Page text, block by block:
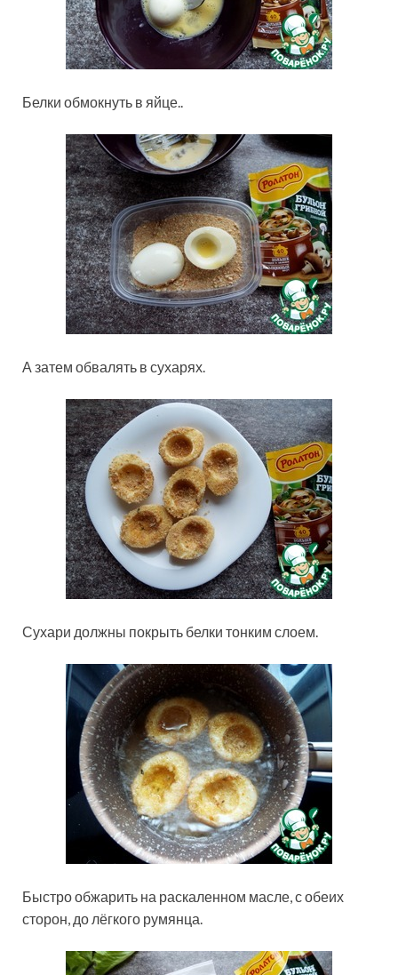
Белки обмокнуть в яйце..
А затем обвалять в сухарях.
Сухари должны покрыть белки тонким слоем.
Быстро обжарить на раскаленном масле, с обеих
сторон, до лёгкого румянца.